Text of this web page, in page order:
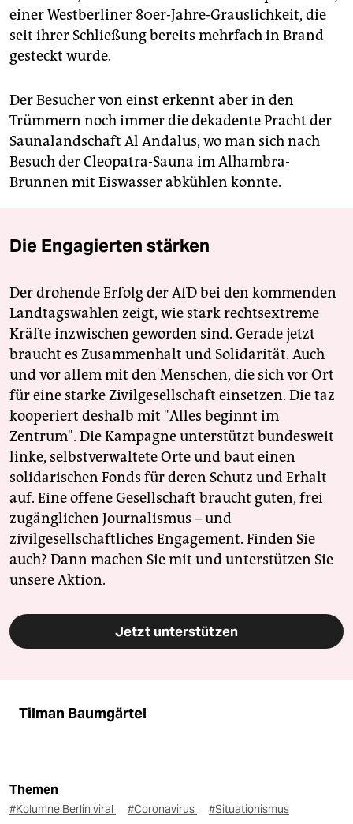
einer Westberliner 80er-Jahre-Grauslichkeit, die
seit ihrer Schließung bereits mehrfach in Brand
gesteckt wurde.
Der Besucher von einst erkennt aber in den
Trümmern noch immer die dekadente Pracht der
Saunalandschaft Al Andalus, wo man sich nach
Besuch der Cleopatra-Sauna im Alhambra-
Brunnen mit Eiswasser abkühlen konnte.
Die Engagierten stärken
Der drohende Erfolg der AfD bei den kommenden
Landtagswahlen zeigt, wie stark rechtsextreme
Kräfte inzwischen geworden sind. Gerade jetzt
braucht es Zusammenhalt und Solidarität. Auch
und vor allem mit den Menschen, die sich vor Ort
für eine starke Zivilgesellschaft einsetzen. Die taz
kooperiert deshalb mit "Alles beginnt im
Zentrum". Die Kampagne unterstützt bundesweit
linke, selbstverwaltete Orte und baut einen
solidarischen Fonds für deren Schutz und Erhalt
auf. Eine offene Gesellschaft braucht guten, frei
zugänglichen Journalismus – und
zivilgesellschaftliches Engagement. Finden Sie
auch? Dann machen Sie mit und unterstützen Sie
unsere Aktion.
Jetzt unterstützen
Tilman Baumgärtel
Themen
#Kolumne Berlin viral #Coronavirus #Situationismus